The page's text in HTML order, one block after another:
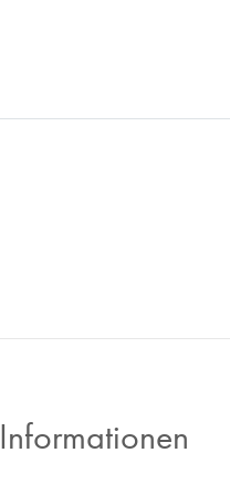
Informationen